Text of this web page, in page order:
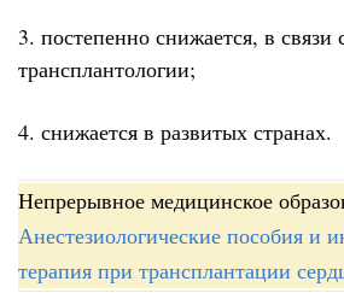
3. постепенно снижается, в связи
трансплантологии;
4. снижается в развитых странах.
Непрерывное медицинское
Анестезиологические пособия и
терапия при трансплантации